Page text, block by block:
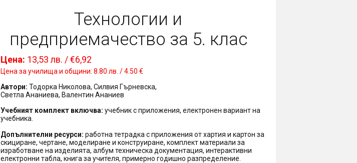
Технологии и
предприемачество за 5. клас
Цена: 13,53 лв. / €6,92
Цена за училища и общини: 8.80 лв. / 4.50 €
Автори: Тодорка Николова, Силвия Гърневска,
Светла Ананиева, Валентин Ананиев
Учебният комплект включва: учебник с приложения, електронен вариант на
учебника.
Допълнителни ресурси: работна тетрадка с приложения от хартия и картон за
скициране, чертане, моделиране и конструиране, комплект материали за
изработване на изделията, албум техническа документация, интерактивни
електронни табла, книга за учителя, примерно годишно разпределение.